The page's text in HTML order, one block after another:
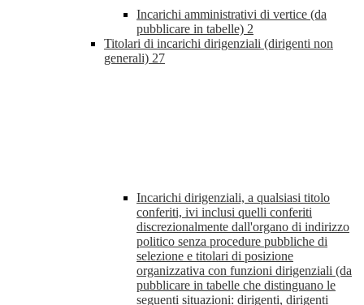
Incarichi amministrativi di vertice (da
pubblicare in tabelle) 2
Titolari di incarichi dirigenziali (dirigenti non
generali) 27
Incarichi dirigenziali, a qualsiasi titolo
conferiti, ivi inclusi quelli conferiti
discrezionalmente dall'organo di indirizzo
politico senza procedure pubbliche di
selezione e titolari di posizione
organizzativa con funzioni dirigenziali (da
pubblicare in tabelle che distinguano le
seguenti situazioni: dirigenti, dirigenti